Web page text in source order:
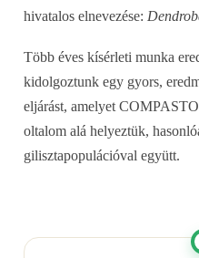
hivatalos elnevezése:
Több éves kísérleti munka
kidolgoztunk egy gyors,
eljárást, amelyet
oltalom alá helyeztük,
gilisztapopulációval együtt.